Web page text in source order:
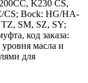
K230 CS,
CS; Bock: HG/HA-
SM, SZ, SY;
код заказа:
масла и
для